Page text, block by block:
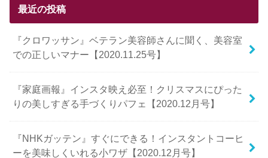
最近の投稿
『クロワッサン』ベテラン美容師さんに聞く、美容室
での正しいマナー【2020.11.25号】
『家庭画報』インスタ映え必至！クリスマスにぴった
りの美しすぎる手づくりパフェ【2020.12月号】
『NHKガッテン』すぐにできる！インスタントコーヒ
ーを美味しくいれる小ワザ【2020.12月号】